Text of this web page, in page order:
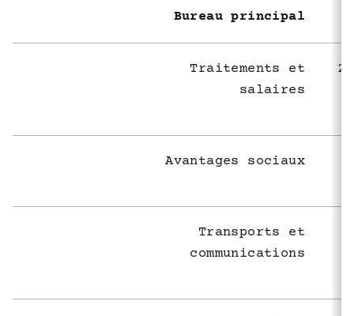
Bureau principal
Traitements et
salaires
2
Avantages sociaux
Transports et
communications